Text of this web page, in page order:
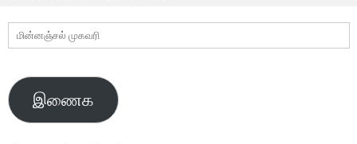
மின்னஞ்சல்
முகவரி
இணைக